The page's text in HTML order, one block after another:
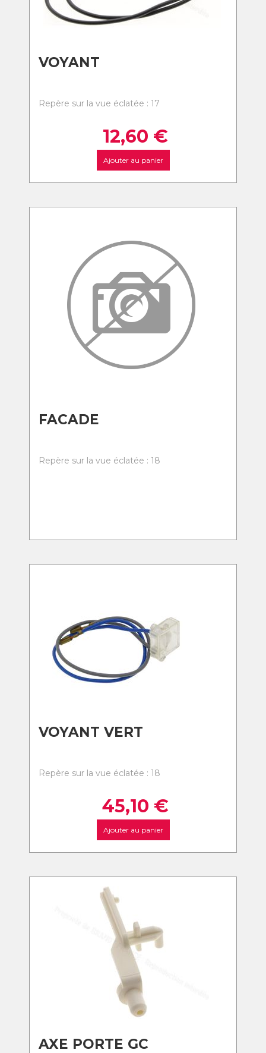
VOYANT
Repère sur la vue éclatée : 17
12,60 €
Ajouter au panier
FACADE
Repère sur la vue éclatée : 18
VOYANT VERT
Repère sur la vue éclatée : 18
45,10 €
Ajouter au panier
AXE PORTE GC